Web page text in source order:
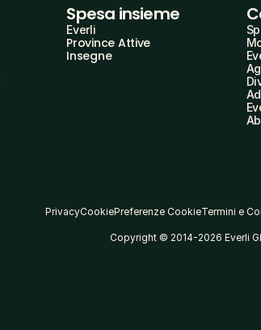
Spesa insieme
Everli
Province Attive
Insegne
PrivacyCookiePreferenze CookieTermini e
Copyright © 2014-2026 Everli